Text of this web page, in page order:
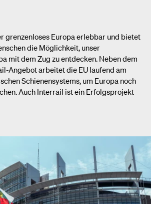
grenzenloses Europa erlebbar und bietet
die Möglichkeit, unser
mit dem Zug zu entdecken. Neben dem
Angebot arbeitet die EU laufend am
Schienensystems, um Europa noch
Auch Interrail ist ein Erfolgsprojekt